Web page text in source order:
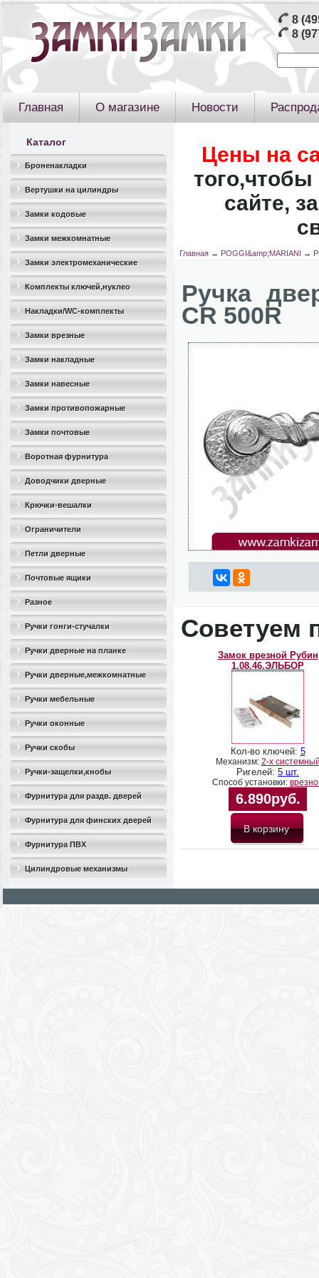
8
8
Главная О магазине Новости
Каталог
Броненакладки
Вертушки на цилиндры
Замки кодовые
Замки межкомнатные
Замки электромеханические
Комплекты ключей,нуклео
Накладки/WC-комплекты
Замки врезные
Замки накладные
Замки навесные
Замки противопожарные
Замки почтовые
Воротная фурнитура
Доводчики дверные
Крючки-вешалки
Ограничители
дверные(стопоры)
Петли дверные
Почтовые ящики
Разное
Ручки гонги-стучалки
Ручки дверные на планке
Ручки дверные,межкомнатные
Ручки мебельные
Ручки оконные
Ручки скобы
Ручки-защелки,кнобы
Фурнитура для раздв. дверей
Фурнитура для финских дверей
Фурнитура ПВХ
Цилиндровые механизмы
Цены на
того,чтобы
сайте,
Главная→ POGGI&amp;MARIANI →
Ручка
CR 500R
Советуем
Замок врезной Рубин
1.08.46.ЭЛЬБОР
Кол-во ключей: 5
Механизм: 2-x
Ригелей: 5 шт.
Способ установки:
6.890руб.